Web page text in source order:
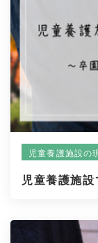
児童養護施設の
児童養護施